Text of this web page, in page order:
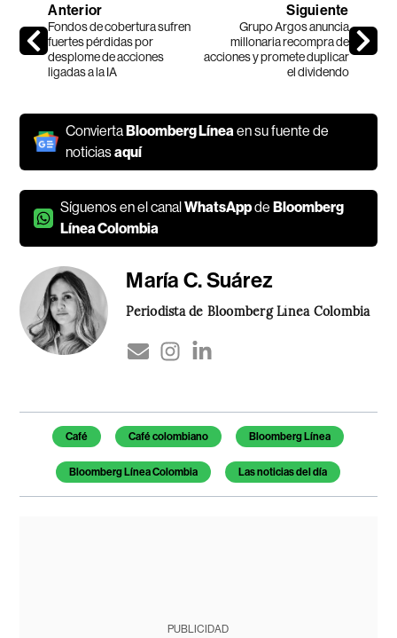
Anterior
Fondos de cobertura sufren
fuertes pérdidas por
desplome de acciones
ligadas a la IA
Siguiente
Grupo Argos anuncia
millonaria recompra de
acciones y promete duplicar
el dividendo
ConviertaBloomberg Línea en su fuente de
noticiasaquí
Síguenos en el canalWhatsAppdeBloomberg
Línea Colombia
María C. Suárez
Periodista de Bloomberg Línea Colombia
Temas de este artículo
Café Café colombiano Bloomberg Línea
Bloomberg Línea Colombia Las noticias del día
PUBLICIDAD